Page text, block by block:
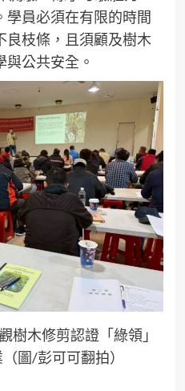
學員必須在有限的時間
良枝條，且須顧及樹木
公共安全。
樹木修剪認證「綠領」
圖/彭可可翻拍）